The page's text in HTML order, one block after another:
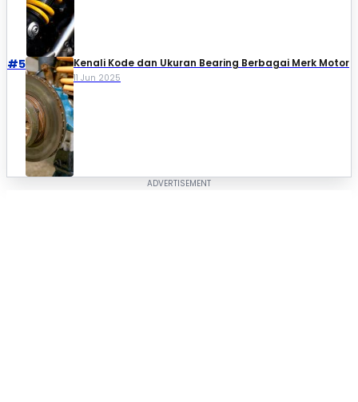
#5 Kenali Kode dan Ukuran Bearing Berbagai Merk Motor
11 Jun 2025